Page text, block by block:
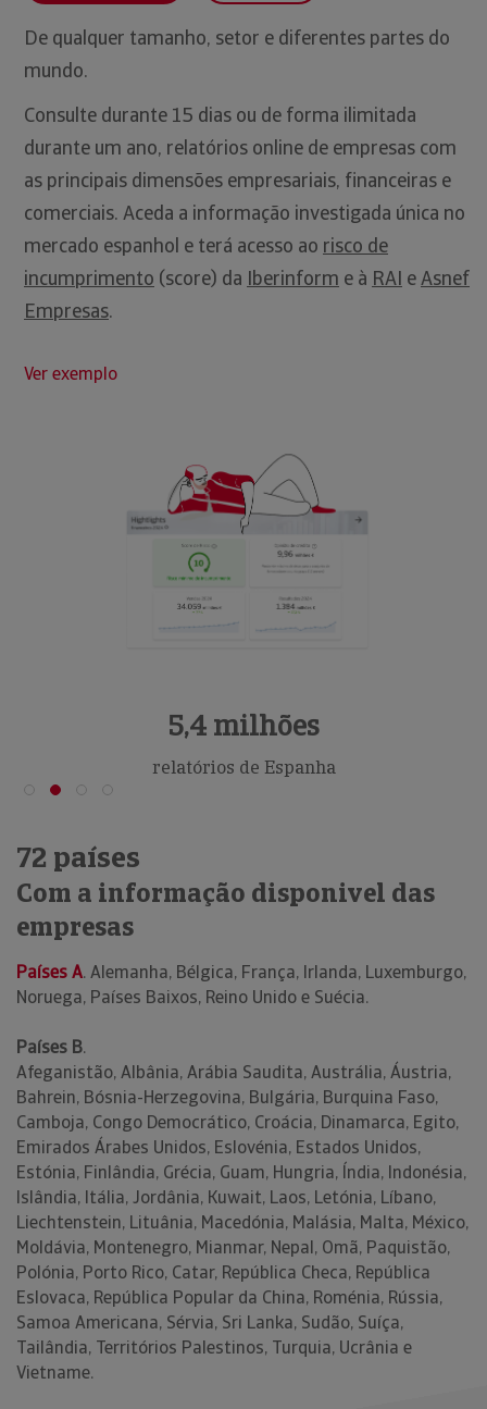
De qualquer tamanho, setor e diferentes partes do
mundo.
Consulte durante 15 dias ou de forma ilimitada
durante um ano, relatórios online de empresas com
as principais dimensões empresariais, financeiras e
comerciais. Aceda a informação investigada única no
mercado espanhol e terá acesso ao risco de
incumprimento (score) da Iberinform e à RAI eAsnef
Empresas.
Ver exemplo
5,4 milhões
relatórios de Espanha
72 países
Com a informação disponivel das
empresas
Países A. Alemanha, Bélgica, França, Irlanda, Luxemburgo,
Noruega, Países Baixos, Reino Unido e Suécia.
Países B.
Afeganistão, Albânia, Arábia Saudita, Austrália, Áustria,
Bahrein, Bósnia-Herzegovina, Bulgária, Burquina Faso,
Camboja, Congo Democrático, Croácia, Dinamarca, Egito,
Emirados Árabes Unidos, Eslovénia, Estados Unidos,
Estónia, Finlândia, Grécia, Guam, Hungria, Índia, Indonésia,
Islândia, Itália, Jordânia, Kuwait, Laos, Letónia, Líbano,
Liechtenstein, Lituânia, Macedónia, Malásia, Malta, México,
Moldávia, Montenegro, Mianmar, Nepal, Omã, Paquistão,
Polónia, Porto Rico, Catar, República Checa, República
Eslovaca, República Popular da China, Roménia, Rússia,
Samoa Americana, Sérvia, Sri Lanka, Sudão, Suíça,
Tailândia, Territórios Palestinos, Turquia, Ucrânia e
Vietname.